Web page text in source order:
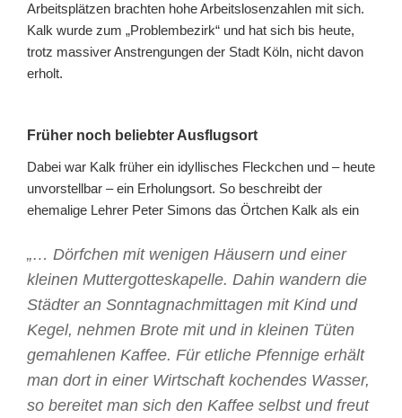
Arbeitsplätzen brachten hohe Arbeitslosenzahlen mit sich.
Kalk wurde zum „Problembezirk“ und hat sich bis heute,
trotz massiver Anstrengungen der Stadt Köln, nicht davon
erholt.
Früher noch beliebter Ausflugsort
Dabei war Kalk früher ein idyllisches Fleckchen und – heute
unvorstellbar – ein Erholungsort. So beschreibt der
ehemalige Lehrer Peter Simons das Örtchen Kalk als ein
„… Dörfchen mit wenigen Häusern und einer
kleinen Muttergotteskapelle. Dahin wandern die
Städter an Sonntagnachmittagen mit Kind und
Kegel, nehmen Brote mit und in kleinen Tüten
gemahlenen Kaffee. Für etliche Pfennige erhält
man dort in einer Wirtschaft kochendes Wasser,
so bereitet man sich den Kaffee selbst und freut